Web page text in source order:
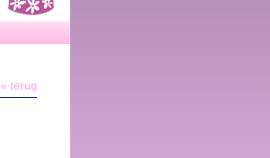
« terug